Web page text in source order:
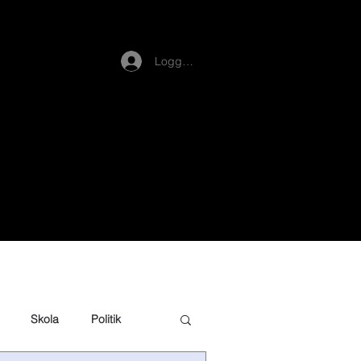
Logga in
Skola Politik